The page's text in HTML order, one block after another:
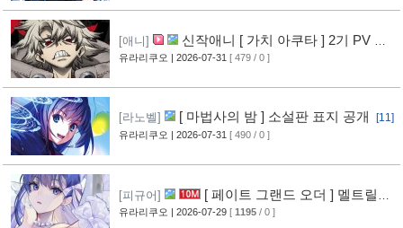
[애니]
신작애니 [ 가치 아쿠타 ] 2기 PV 영
상 공개
[13]
유라리쿠오 | 2026-07-31 [ 479 / 0 ]
[라노벨] [ 마법사의 밤 ] 소설판 표지 공개 [11]
유라리쿠오 | 2026-07-31 [ 490 / 0 ]
[피규어]
[ 페이트 그랜드 오더 ] 멜트릴리
스 신작 피규어 공개 [12]
유라리쿠오 | 2026-07-29 [ 1195 / 0 ]